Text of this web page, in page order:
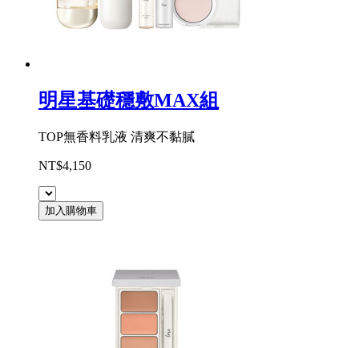
明星基礎穩敷MAX組
TOP無香料乳液 清爽不黏膩
NT$4,150
加入購物車